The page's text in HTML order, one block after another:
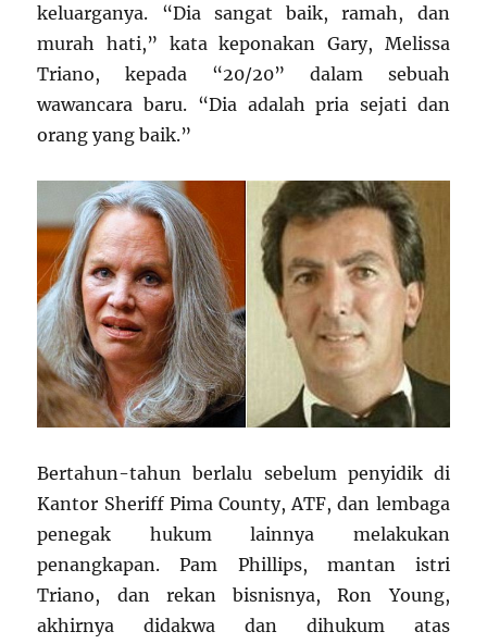
keluarganya. “Dia sangat baik, ramah, dan
murah hati,” kata keponakan Gary, Melissa
Triano, kepada “20/20” dalam sebuah
wawancara baru. “Dia adalah pria sejati dan
orang yang baik.”
Bertahun-tahun berlalu sebelum penyidik ​​di
Kantor Sheriff Pima County, ATF, dan lembaga
penegak hukum lainnya melakukan
penangkapan. Pam Phillips, mantan istri
Triano, dan rekan bisnisnya, Ron Young,
akhirnya didakwa dan dihukum atas